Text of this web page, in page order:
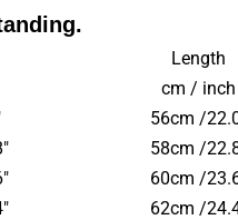
Length
cm / inch
56cm /
58cm /
60cm /
62cm /